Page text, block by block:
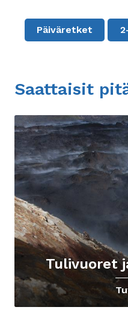
Päiväretket
Saattaisit
Tulivuoret